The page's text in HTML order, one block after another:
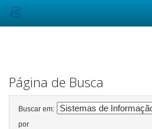
Página de Busca
Buscar em:
por